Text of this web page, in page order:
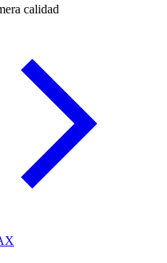
calidad